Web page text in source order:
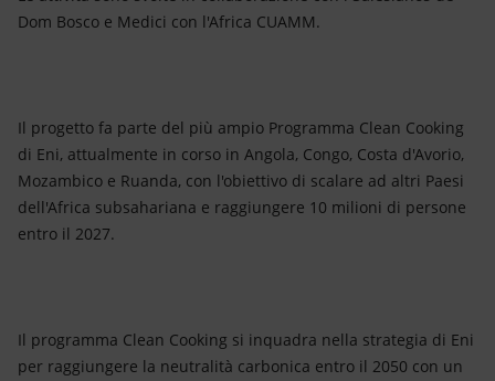
Dom Bosco e Medici con l'Africa CUAMM.
Il progetto fa parte del più ampio Programma Clean Cooking
di Eni, attualmente in corso in Angola, Congo, Costa d'Avorio,
Mozambico e Ruanda, con l'obiettivo di scalare ad altri Paesi
dell'Africa subsahariana e raggiungere 10 milioni di persone
entro il 2027.
Il programma Clean Cooking si inquadra nella strategia di Eni
per raggiungere la neutralità carbonica entro il 2050 con un